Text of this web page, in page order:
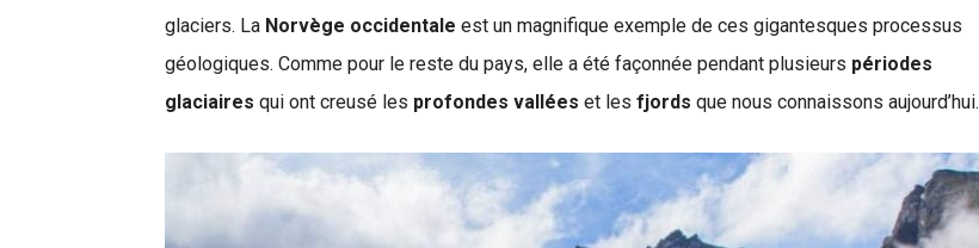
glaciers. La Norvège occidentale est un magnifique exemple de ces gigantesques processus
géologiques. Comme pour le reste du pays, elle a été façonnée pendant plusieurs périodes
glaciaires qui ont creusé les profondes vallées et les fjords que nous connaissons aujourd’hui.